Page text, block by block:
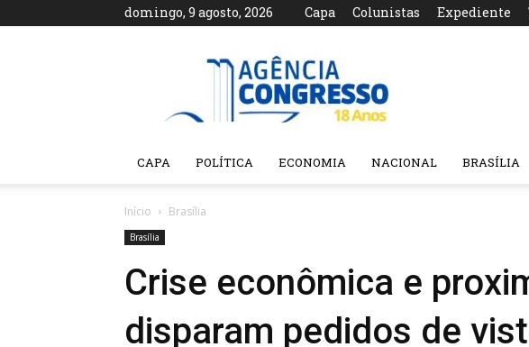
domingo, 9 agosto, 2026 Capa Colunistas Expediente
Agência
CAPA POLÍTICA ECONOMIA NACIONAL BRASÍLIA
Início Brasília
Brasília
Crise econômica e
disparam pedidos de